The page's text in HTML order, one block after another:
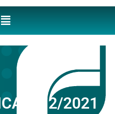
Nº 2/2021